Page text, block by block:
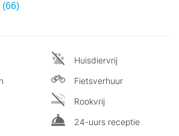
(66)
Huisdiervrij
Fietsverhuur
Rookvrij
24-uurs receptie